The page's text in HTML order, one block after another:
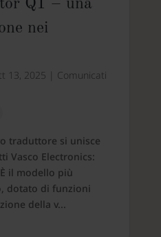
Q1 – una
nei
13, 2025
Comunicati
traduttore si unisce
Vasco Electronics:
il modello più
dotato di funzioni
della v...